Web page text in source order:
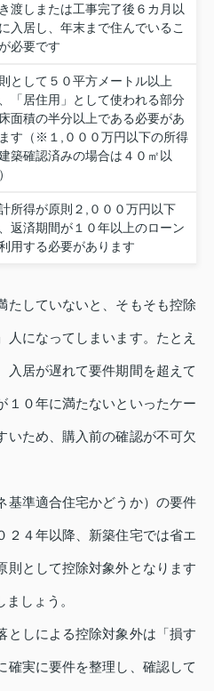
渡しまたは工事完了後６カ月以
入居し、年末まで住んでいるこ
必要です
として５０平方メートル以上
「居住用」として使われる部分
面積の半分以上である必要があ
す（※１,０００万円以下の所得
築確認済みの場合は４０㎡以
所得が原則２,０００万円以下
返済期間が１０年以上のローン
用する必要があります
たしていないと、そもそも控除
になってしまいます。たとえ
入居が遅れて要件期間を超えて
１０年に満たないといったケー
いため、購入前の確認が不可欠
基準適合住宅かどうか）の要件
２４年以降、新築住宅では省エ
則として控除対象外となります
しょう。
としによる控除対象外は「損す
確実に要件を整理し、確認して